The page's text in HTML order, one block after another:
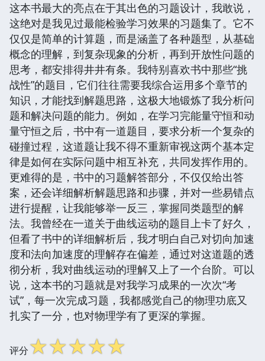
这本书最大的亮点在于其出色的习题设计，我敢说，
这绝对是我见过最能检验学习效果的习题集了。它不
仅仅是简单的计算题，而是涵盖了各种题型，从基础
概念的理解，到复杂现象的分析，再到开放性问题的
思考，都安排得井井有条。我特别喜欢书中那些“挑
战性”的题目，它们往往需要我综合运用多个章节的
知识，才能找到解题思路，这极大地锻炼了我分析问
题和解决问题的能力。例如，在学习完能量守恒和动
量守恒之后，书中有一道题目，要求分析一个复杂的
碰撞过程，这道题让我不得不重新审视这两个基本定
律是如何在实际问题中相互补充，共同发挥作用的。
更难得的是，书中的习题解答部分，不仅仅给出答
案，还会详细解析解题思路和步骤，并对一些易错点
进行提醒，让我能够举一反三，掌握同类题型的解
法。我曾经在一道关于曲线运动的题目上卡了好久，
但看了书中的详细解析后，我才明白自己对切向加速
度和法向加速度的理解存在偏差，通过对这道题的透
彻分析，我对曲线运动的理解又上了一个台阶。可以
说，这本书的习题就是对我学习成果的一次次“考
试”，每一次完成习题，我都感觉自己的物理功底又
扎实了一分，也对物理学有了更深的掌握。
评分☆☆☆☆☆